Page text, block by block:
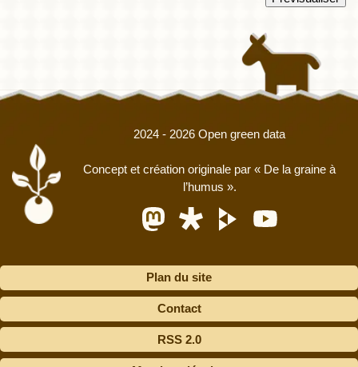
2024 - 2026 Open green data
Concept et création originale par « De la graine à
l’humus ».
Plan du site
Contact
RSS 2.0